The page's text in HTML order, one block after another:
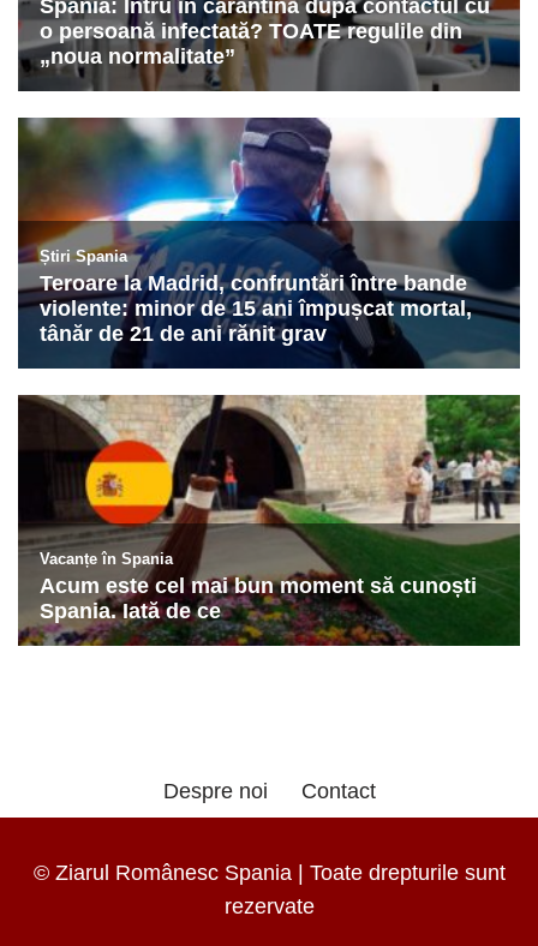
Despre noi Contact
© Ziarul Românesc Spania | Toate drepturile sunt
rezervate